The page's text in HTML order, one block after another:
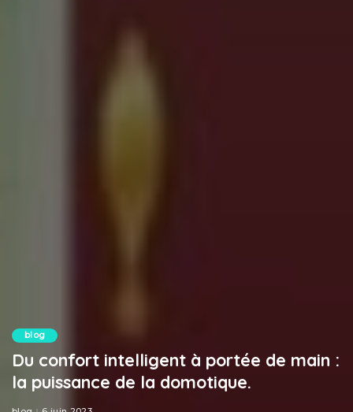
blog
Du confort intelligent à portée de main :
la puissance de la domotique.